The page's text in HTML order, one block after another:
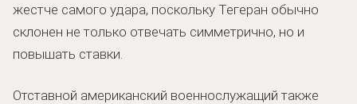
жестче самого удара, поскольку Тегеран обычно
склонен не только отвечать симметрично, но и
повышать ставки.
Отставной американский военнослужащий также